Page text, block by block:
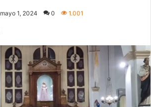
mayo 1, 2024 0 1.001